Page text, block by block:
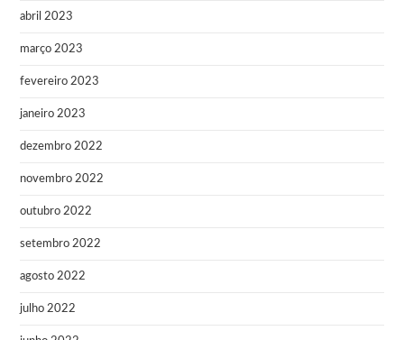
abril 2023
março 2023
fevereiro 2023
janeiro 2023
dezembro 2022
novembro 2022
outubro 2022
setembro 2022
agosto 2022
julho 2022